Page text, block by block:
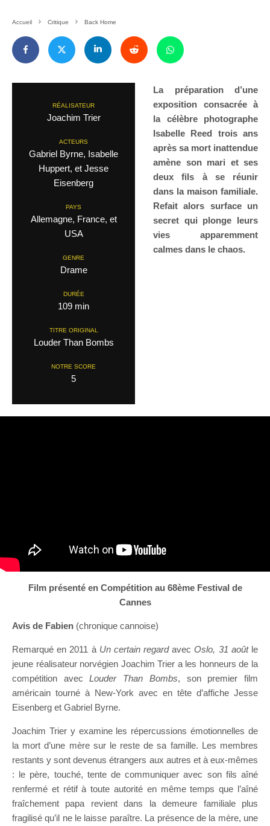
Accueil Critique Back Home
RÉALISATEUR
Joachim Trier
ACTEURS
Gabriel Byrne, Isabelle
Huppert, et Jesse
Eisenberg
PAYS
Allemagne, France, et
USA
GENRE
Drame
DURÉE
109 min
TITRE ORIGINAL
Louder Than Bombs
NOTRE SCORE
5
La préparation d’une
exposition consacrée à
la célèbre photographe
Isabelle Reed trois ans
après sa mort inattendue
amène son mari et ses
deux fils à se réunir
dans la maison familiale.
Refait alors surface un
secret qui plonge leurs
vies apparemment
calmes dans le chaos.
Film présenté en Compétition au 68ème Festival de
Cannes
Avis de Fabien (chronique cannoise)
Remarqué en 2011 à Un certain regardavecOslo, 31 aoûtle
jeune réalisateur norvégien Joachim Trier a les honneurs de la
compétition avec Louder Than Bombs, son premier film
américain tourné à New-York avec en tête d’affiche Jesse
Eisenberg et Gabriel Byrne.
Joachim Trier y examine les répercussions émotionnelles de
la mort d’une mère sur le reste de sa famille. Les membres
restants y sont devenus étrangers aux autres et à eux-mêmes
: le père, touché, tente de communiquer avec son fils aîné
renfermé et rétif à toute autorité en même temps que l’aîné
fraîchement papa revient dans la demeure familiale plus
fragilisé qu’il ne le laisse paraître. La présence de la mère, une